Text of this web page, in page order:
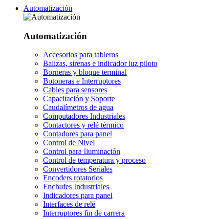
Automatización
Automatización
Accesorios para tableros
Balizas, sirenas e indicador luz piloto
Borneras y bloque terminal
Botoneras e Interruptores
Cables para sensores
Capacitación y Soporte
Caudalímetros de agua
Computadores Industriales
Contactores y relé térmico
Contadores para panel
Control de Nivel
Control para Iluminación
Control de temperatura y proceso
Convertidores Seriales
Encoders rotatorios
Enchufes Industriales
Indicadores para panel
Interfaces de relé
Interruptores fin de carrera